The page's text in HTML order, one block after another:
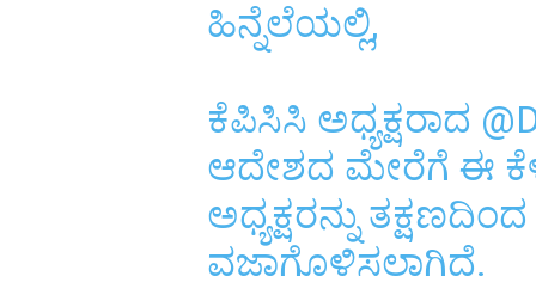
ಹಿನ್ನೆಲೆಯಲ್ಲಿ,
ಕೆಪಿಸಿಸಿ ಅಧ್ಯಕ್ಷರಾದ
ಆದೇಶದ ಮೇರೆಗೆ ಈ
ಅಧ್ಯಕ್ಷರನ್ನು
ವಜಾಗೊಳಿಸಲಾಗಿದೆ.